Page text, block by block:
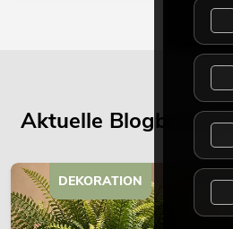
Aktuelle
DEKORATION